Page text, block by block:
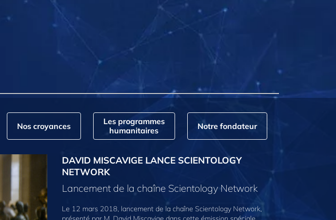
Nos croyances
Les programmes
humanitaires
Notre fondateur
DAVID MISCAVIGE LANCE SCIENTOLOGY
NETWORK
Lancement de la chaîne Scientology Network
Le 12 mars 2018, lancement de la chaîne Scientology Network,